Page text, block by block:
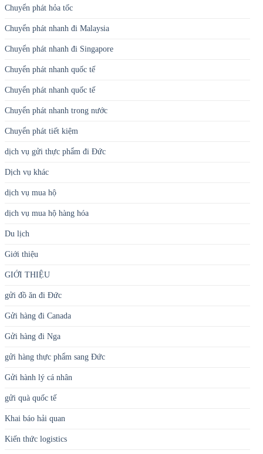
Chuyển phát hỏa tốc
Chuyển phát nhanh đi Malaysia
Chuyển phát nhanh đi Singapore
Chuyển phát nhanh quốc tế
Chuyển phát nhanh quốc tế
Chuyển phát nhanh trong nước
Chuyển phát tiết kiệm
dịch vụ gửi thực phẩm đi Đức
Dịch vụ khác
dịch vụ mua hộ
dịch vụ mua hộ hàng hóa
Du lịch
Giới thiệu
GIỚI THIỆU
gửi đồ ăn đi Đức
Gửi hàng đi Canada
Gửi hàng đi Nga
gửi hàng thực phẩm sang Đức
Gửi hành lý cá nhân
gửi quà quốc tế
Khai báo hải quan
Kiến thức logistics